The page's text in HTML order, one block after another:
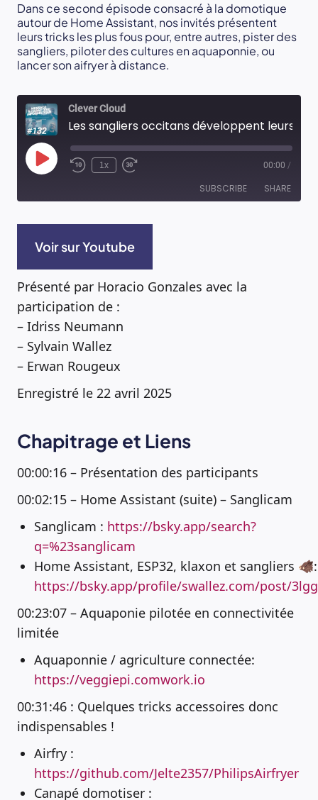
Dans ce second épisode consacré à la domotique
autour de Home Assistant, nos invités présentent
leurs tricks les plus fous pour, entre autres, pister des
sangliers, piloter des cultures en aquaponnie, ou
lancer son aifryer à distance.
Clever Cloud
Play
Episode
1x 00:00 /
SUBSCRIBE SHARE
RSS FEED
SHARE
LINK
EMBED
Voir sur Youtube
Présenté par Horacio Gonzales avec la
participation de :
– Idriss Neumann
– Sylvain Wallez
– Erwan Rougeux
Enregistré le 22 avril 2025
Chapitrage et Liens
00:00:16 – Présentation des participants
00:02:15 – Home Assistant (suite) – Sanglicam
Sanglicam : https://bsky.app/search?
q=%23sanglicam
Home Assistant, ESP32, klaxon et sangliers 🐗:
https://bsky.app/profile/swallez.com/post/
00:23:07 – Aquaponie pilotée en connectivitée
limitée
Aquaponnie / agriculture connectée:
https://veggiepi.comwork.io
00:31:46 : Quelques tricks accessoires donc
indispensables !
Airfry :
https://github.com/Jelte2357/PhilipsAirfryer
Canapé domotiser :